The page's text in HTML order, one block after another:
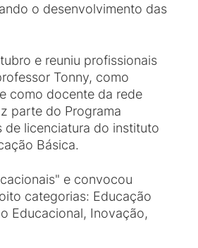
o desenvolvimento das
e reuniu profissionais
Tonny, como
como docente da rede
parte do Programa
de licenciatura do instituto
Básica.
e convocou
categorias: Educação
Educacional, Inovação,